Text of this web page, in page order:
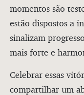
momentos são
estão dispostos a
sinalizam
mais forte e
Celebrar essas
compartilhar um